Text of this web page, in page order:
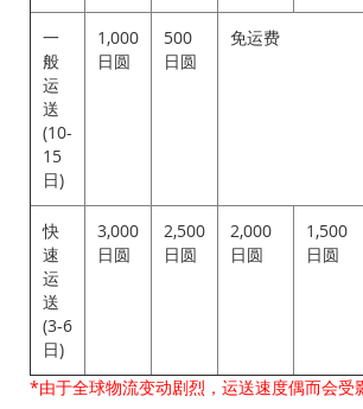
一
般
运
送
(10-
15
日)
1,000
日圆
500
日圆
免运费
快
速
运
送
(3-6
日)
3,000
日圆
2,500
日圆
2,000
日圆
1,500
日圆
*由于全球物流变动剧烈，运送速度偶而会受